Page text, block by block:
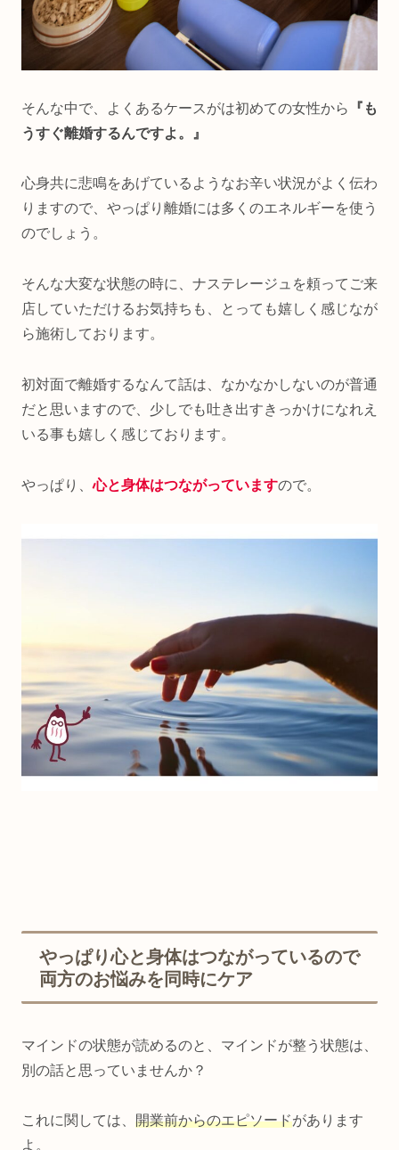
そんな中で、よくあるケースがは初めての女性から
『も
うすぐ離婚するんですよ。』
心身共に悲鳴をあげているようなお辛い状況がよく伝わ
りますので、やっぱり離婚には多くのエネルギーを使う
のでしょう。
そんな大変な状態の時に、ナステレージュを頼ってご来
店していただけるお気持ちも、とっても嬉しく感じなが
ら施術しております。
初対面で離婚するなんて話は、なかなかしないのが普通
だと思いますので、少しでも吐き出すきっかけになれえ
いる事も嬉しく感じております。
やっぱり、心と身体はつながっていますので。
やっぱり心と身体はつながっているので
両方のお悩みを同時にケア
マインドの状態が読めるのと、マインドが整う状態は、
別の話と思っていませんか？
これに関しては、 開業前からのエピソードがあります
よ。